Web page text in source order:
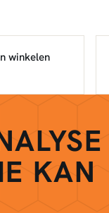
winkelen
KAN